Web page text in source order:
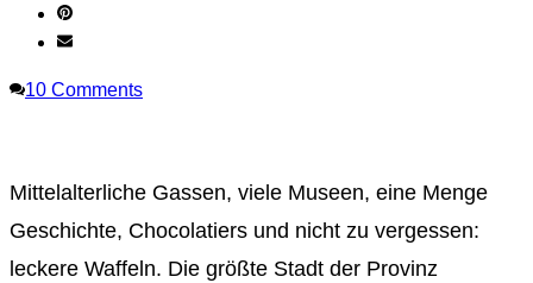
10 Comments
Mittelalterliche Gassen, viele Museen, eine Menge
Geschichte, Chocolatiers und nicht zu vergessen:
leckere Waffeln. Die größte Stadt der Provinz